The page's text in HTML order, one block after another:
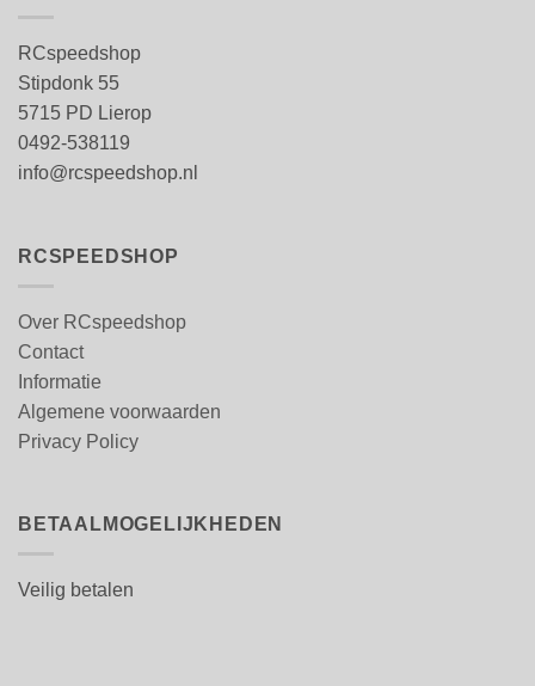
RCspeedshop
Stipdonk 55
5715 PD Lierop
0492-538119
info@rcspeedshop.nl
RCSPEEDSHOP
Over RCspeedshop
Contact
Informatie
Algemene voorwaarden
Privacy Policy
BETAALMOGELIJKHEDEN
Veilig betalen